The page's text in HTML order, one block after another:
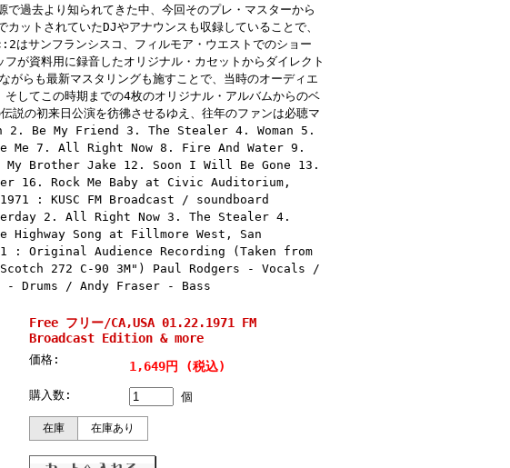
で過去より知られてきた中、今回そのプレ・マスターから
ットされていたDJやアナウンスも収録していることで、
はサンフランシスコ、フィルモア・ウエストでのショー
が資料用に録音したオリジナル・カセットからダイレクト
がらも最新マスタリングも施すことで、当時のオーディエ
してこの時期までの4枚のオリジナル・アルバムからのベ
説の初来日公演を彷彿させるゆえ、往年のファンは必聴マ
2. Be My Friend 3. The Stealer 4. Woman 5.
Me 7. All Right Now 8. Fire And Water 9.
My Brother Jake 12. Soon I Will Be Gone 13.
16. Rock Me Baby at Civic Auditorium,
: KUSC FM Broadcast / soundboard
2. All Right Now 3. The Stealer 4.
Highway Song at Fillmore West, San
: Original Audience Recording (Taken from
272 C-90 3M") Paul Rodgers - Vocals /
Drums / Andy Fraser - Bass
Free フリー/CA,USA 01.22.1971 FM
Broadcast Edition & more
価格: 1,649円 (税込)
購入数: 個
在庫 在庫あり